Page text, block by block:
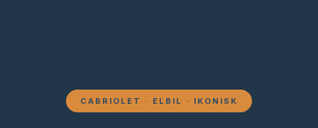
CABRIOLET · ELBIL · IKONISK